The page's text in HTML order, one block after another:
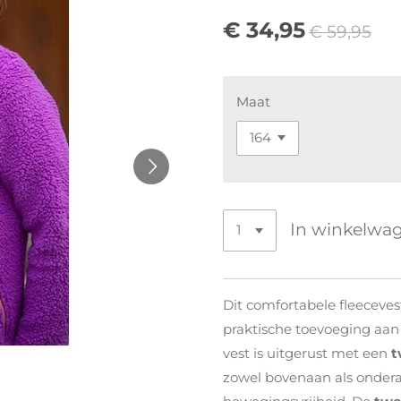
€ 34,95€ 59,95
Maat
In
Dit comfortabele
praktische toevoeging
vest is uitgerust met een
zowel bovenaan als